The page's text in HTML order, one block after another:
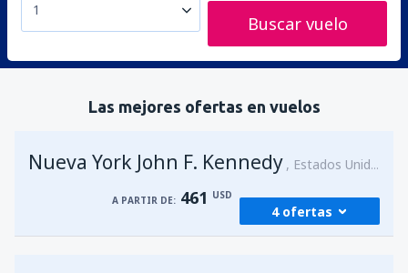
1
Buscar vuelo
Las mejores ofertas en vuelos
Nueva York John F. Kennedy Estados Unidos
A PARTIR DE: 461 USD
4 ofertas